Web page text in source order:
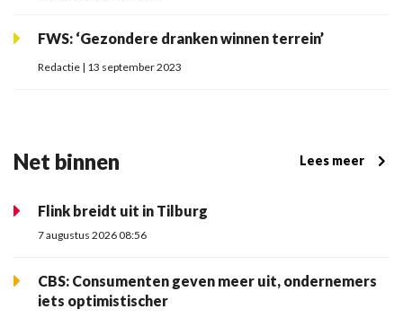
FWS: ‘Gezondere dranken winnen terrein’
Redactie | 13 september 2023
Net binnen Lees meer
Flink breidt uit in Tilburg
7 augustus 2026 08:56
CBS: Consumenten geven meer uit, ondernemers
iets optimistischer